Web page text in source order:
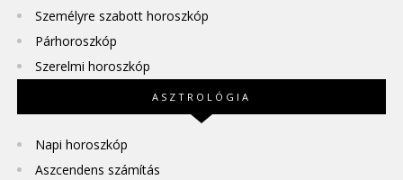
Személyre szabott horoszkóp
Párhoroszkóp
Szerelmi horoszkóp
ASZTROLÓGIA
Napi horoszkóp
Aszcendens számítás